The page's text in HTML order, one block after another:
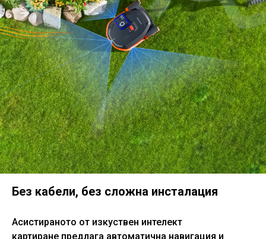
Без кабели, без сложна инсталация
Асистираното от изкуствен интелект
картиране предлага автоматична навигация и